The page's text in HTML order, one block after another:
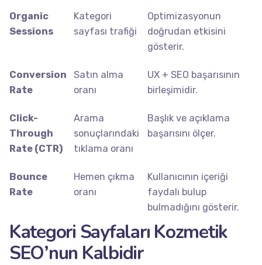
Organic
Sessions
Kategori
sayfası trafiği
Optimizasyonun
doğrudan etkisini
gösterir.
Conversion
Rate
Satın alma
oranı
UX + SEO başarısının
birleşimidir.
Click-
Through
Rate (CTR)
Arama
sonuçlarındaki
tıklama oranı
Başlık ve açıklama
başarısını ölçer.
Bounce
Rate
Hemen çıkma
oranı
Kullanıcının içeriği
faydalı bulup
bulmadığını gösterir.
Kategori Sayfaları Kozmetik
SEO’nun Kalbidir